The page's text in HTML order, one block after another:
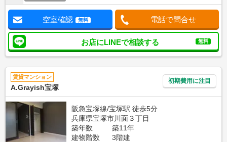
空室確認 無料 電話で問合せ
お店にLINEで相談する 無料
賃貸マンション
A.Grayish宝塚
初期費用に注目
阪急宝塚線/宝塚駅 徒歩5分
兵庫県宝塚市川面３丁目
築年数
築11年
建物階数
3階建